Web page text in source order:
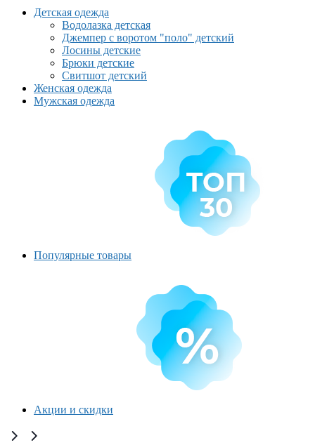
Детская одежда
Водолазка детская
Джемпер с воротом "поло" детский
Лосины детские
Брюки детские
Свитшот детский
Женская одежда
Мужская одежда
Популярные товары
Акции и скидки